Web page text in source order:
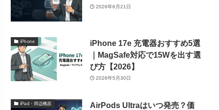
2026年6月21日
iPhone
iPhone 17e 充電器おすすめ5選
｜MagSafe対応で15Wを出す選
び方【2026】
2026年5月30日
iPad・周辺機器
AirPods Ultraはいつ発売？価